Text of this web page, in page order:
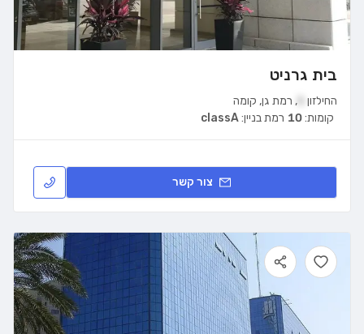
בית גרניט
החילזון , רמת גן, קומה
רמת בניין:classA קומות:10
צור קשר